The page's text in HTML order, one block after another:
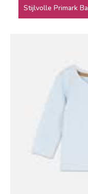
Stijlvolle Primark